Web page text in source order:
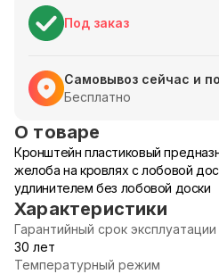
Под заказ
Самовывоз сейчас и
Бесплатно
О товаре
Кронштейн пластиковый
желоба на кровлях с лобовой
удлинителем без лобовой доски
Характеристики
Гарантийный срок эксплуатации
30 лет
Температурный режим